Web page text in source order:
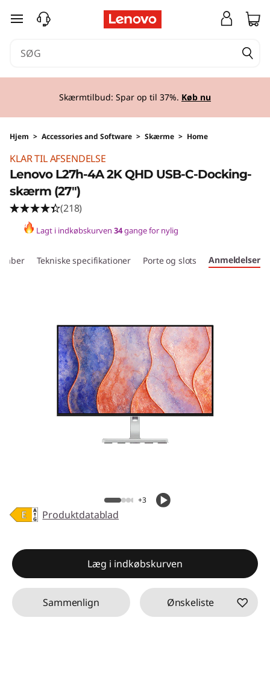
spring til hovedindhold
Skærmtilbud: Spar op til 37%. Køb nu
Hjem > Accessories and Software > Skærme > Home
KLAR TIL AFSENDELSE
Lenovo L27h-4A 2K QHD USB-C-Docking-
skærm (27")
(218)
Lagt i indkøbskurven 34gange for nylig
Tekniske specifikationer Porte og slots Anmeldelser
+3
Produktdatablad
Læg i indkøbskurven
Sammenlign Ønskeliste